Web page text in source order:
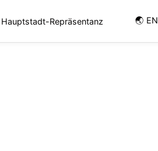
Hauptstadt-Repräsentanz 🌏︎ EN